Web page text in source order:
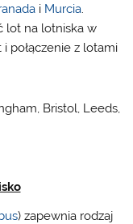
i Murcia.
lot na lotniska w
połączenie z lotami
Bristol, Leeds,
) zapewnia rodzaj